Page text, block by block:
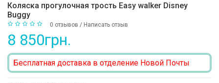
Коляска прогулочная трость Easy walker Disney
Buggy
0 отзывов / Написать отзыв
8 850грн.
Бесплатная доставка в отделение Новой Почты